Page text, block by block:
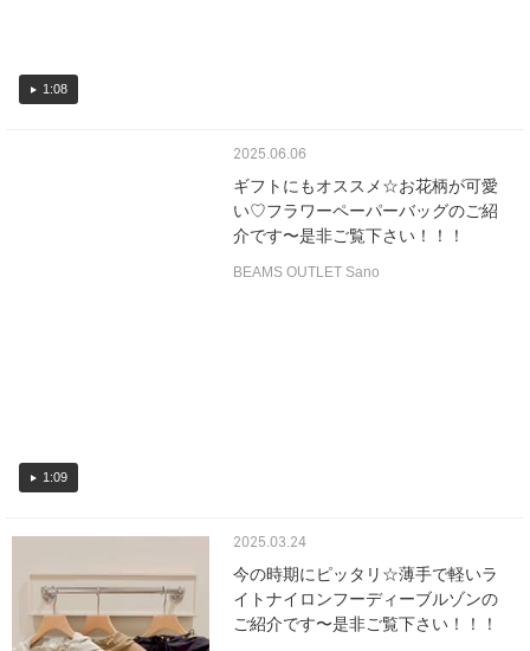
1:08
1:09
2025.06.06
ギフトにもオススメ☆お花柄が可愛
い♡フラワーペーパーバッグのご紹
介です〜是非ご覧下さい！！！
BEAMS OUTLET Sano
2025.03.24
今の時期にピッタリ☆薄手で軽いラ
イトナイロンフーディーブルゾンの
ご紹介です〜是非ご覧下さい！！！